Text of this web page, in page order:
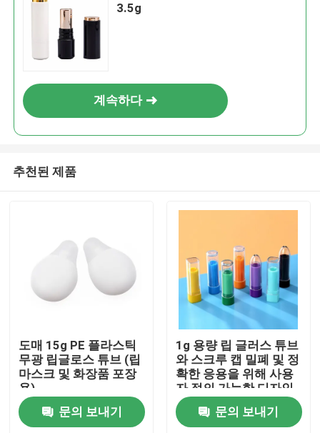
3.5g
계속하다
추천된 제품
도매 15g PE 플라스틱
무광 립글로스 튜브 (립
마스크 및 화장품 포장
용)
문의 보내기
1g 용량 립 글러스 튜브
와 스크루 캡 밀폐 및 정
확한 응용을 위해 사용
자 정의 가능한 디자인
문의 보내기